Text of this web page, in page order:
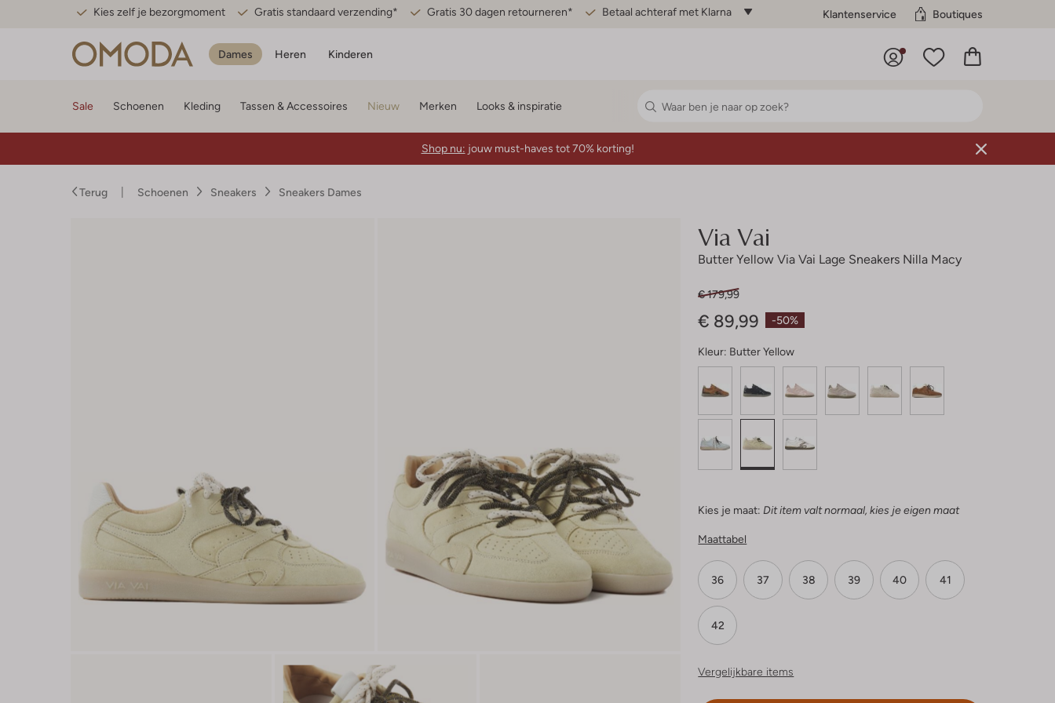
Kies zelf je bezorgmoment Gratis standaard verzending* Gratis 30 dagen retourneren* Betaal achteraf met Klarna Klantenservice Boutiques
Dames Heren Kinderen
Sale Schoenen Kleding Tassen & Accessoires Nieuw Merken Looks & inspiratie
Shop nu: jouw must-haves tot 70% korting!
Terug Schoenen Sneakers Sneakers Dames
Via Vai
Butter Yellow Via Vai Lage Sneakers Nilla Macy
-50%
€ 179,99
€ 89,99
Kleur: Butter Yellow
Kies je maat: Dit item valt normaal, kies je eigen maat
Maattabel
36 37 38 39 40 41
42
Vergelijkbare items